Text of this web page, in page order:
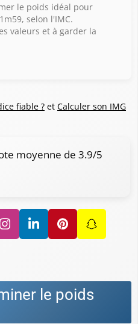
le poids idéal pour
selon l'IMC.
valeurs et à garder la
fiable ? et Calculer son IMG
moyenne de 3.9/5
le poids